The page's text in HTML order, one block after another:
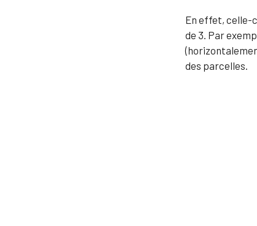
En effet, celle-
de 3. Par
des parcelles.